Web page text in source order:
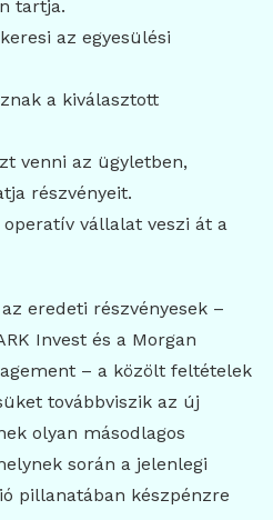
tartja.
az egyesülési
a kiválasztott
venni az ügyletben,
részvényeit.
vállalat veszi át a
eredeti részvényesek –
Invest és a Morgan
– a közölt feltételek
továbbviszik az új
olyan másodlagos
során a jelenlegi
pillanatában készpénzre